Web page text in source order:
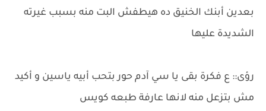
بعدين أبنك الخنيق ده هيطفش البت منه بسبب غيرته
الشديدة عليها
رؤى:: ع فكرة بقى يا سي آدم حور بتحب أبيه ياسين و أكيد
مش بتزعل منه لانها عارفة طبعه كويس